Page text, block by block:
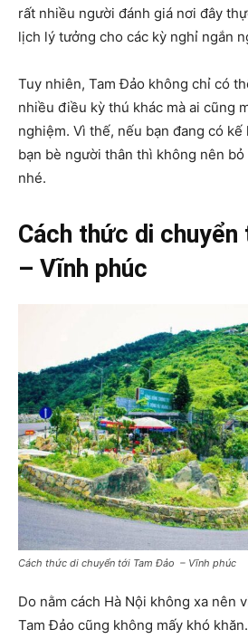
rất nhiều người đánh giá nơi đây
lịch lý tưởng cho các kỳ nghỉ ngắn
Tuy nhiên, Tam Đảo không chỉ có
nhiều điều kỳ thú khác mà ai cũng
nghiệm. Vì thế, nếu bạn đang có
bạn bè người thân thì không nên
nhé.
Cách thức di
– Vĩnh phúc
Cách thức di chuyển tới Tam Đảo – Vĩnh phúc
Do nằm cách Hà Nội không xa nên
Tam Đảo cũng không mấy khó